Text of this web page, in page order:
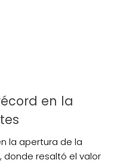
en la
la apertura de la
donde resaltó el valor